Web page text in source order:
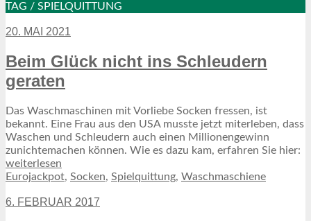
TAG / SPIELQUITTUNG
20. MAI 2021
Beim Glück nicht ins Schleudern
geraten
Das Waschmaschinen mit Vorliebe Socken fressen, ist
bekannt. Eine Frau aus den USA musste jetzt miterleben, dass
Waschen und Schleudern auch einen Millionengewinn
zunichtemachen können. Wie es dazu kam, erfahren Sie hier:
weiterlesen
Eurojackpot, Socken, Spielquittung, Waschmaschiene
6. FEBRUAR 2017